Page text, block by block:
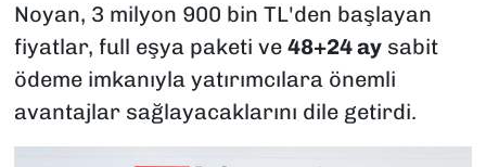
Noyan, 3 milyon 900 bin TL'den başlayan
fiyatlar, full eşya paketi ve 48+24 aysabit
ödeme imkanıyla yatırımcılara önemli
avantajlar sağlayacaklarını dile getirdi.